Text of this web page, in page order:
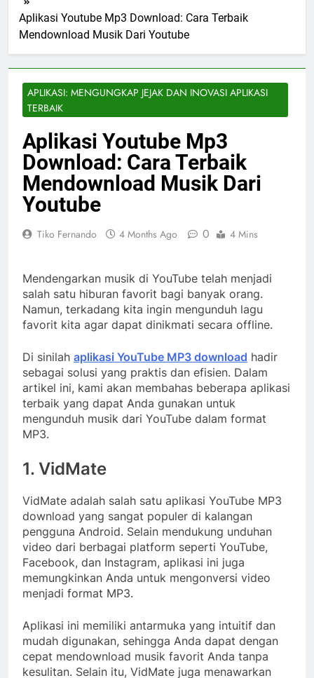
Aplikasi Youtube Mp3 Download: Cara Terbaik
Mendownload Musik Dari Youtube
APLIKASI: MENGUNGKAP JEJAK DAN INOVASI APLIKASI
TERBAIK
Aplikasi Youtube Mp3
Download: Cara Terbaik
Mendownload Musik Dari
Youtube
Tiko Fernando 4 Months Ago 0 4 Mins
Mendengarkan musik di YouTube telah menjadi
salah satu hiburan favorit bagi banyak orang.
Namun, terkadang kita ingin mengunduh lagu
favorit kita agar dapat dinikmati secara offline.
Di sinilah aplikasi YouTube MP3 download hadir
sebagai solusi yang praktis dan efisien. Dalam
artikel ini, kami akan membahas beberapa aplikasi
terbaik yang dapat Anda gunakan untuk
mengunduh musik dari YouTube dalam format
MP3.
1. VidMate
VidMate adalah salah satu aplikasi YouTube MP3
download yang sangat populer di kalangan
pengguna Android. Selain mendukung unduhan
video dari berbagai platform seperti YouTube,
Facebook, dan Instagram, aplikasi ini juga
memungkinkan Anda untuk mengonversi video
menjadi format MP3.
Aplikasi ini memiliki antarmuka yang intuitif dan
mudah digunakan, sehingga Anda dapat dengan
cepat mendownload musik favorit Anda tanpa
kesulitan. Selain itu, VidMate juga menawarkan